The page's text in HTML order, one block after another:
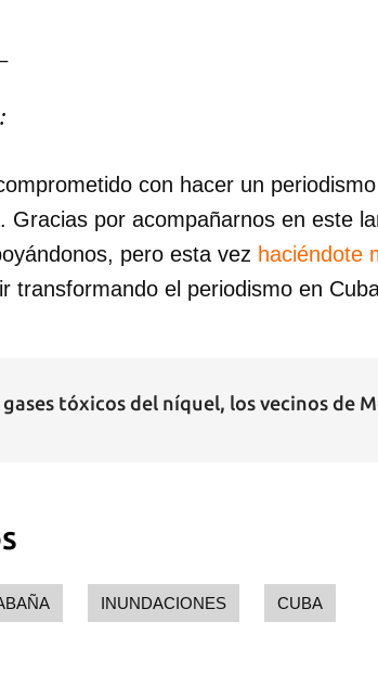
con hacer un
Gracias por acompañarnos en este
pero esta vez haciéndote
transformando el periodismo en
tóxicos del níquel, los vecinos de
INUNDACIONES CUBA